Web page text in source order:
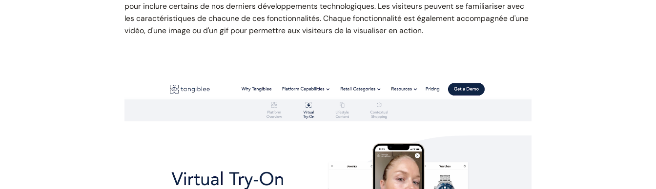
pour inclure certains de nos derniers développements technologiques. Les visiteurs peuvent se familiariser avec
les caractéristiques de chacune de ces fonctionnalités. Chaque fonctionnalité est également accompagnée d'une
vidéo, d'une image ou d'un gif pour permettre aux visiteurs de la visualiser en action.